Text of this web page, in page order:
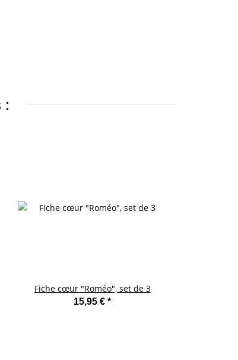
:
Fiche cœur "Roméo", set de 3
15,95 €*